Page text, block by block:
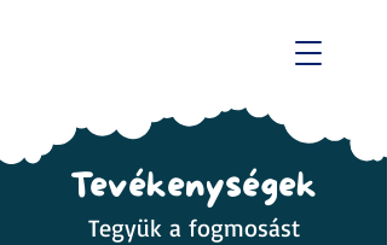
Tevékenységek
Tegyük a fogmosást